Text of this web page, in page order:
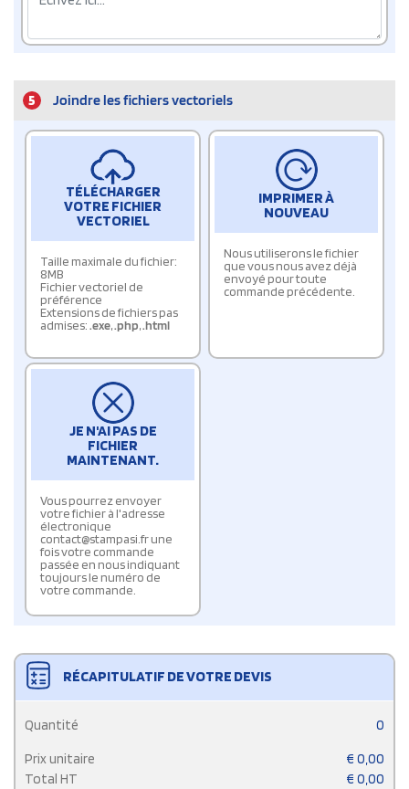
5 Joindre les fichiers vectoriels
TÉLÉCHARGER
VOTRE FICHIER
VECTORIEL
Taille maximale du fichier:
8MB
Fichier vectoriel de
préférence
Extensions de fichiers pas
admises:.exe,.php,.html
IMPRIMER À
NOUVEAU
Nous utiliserons le fichier
que vous nous avez déjà
envoyé pour toute
commande précédente.
JE N'AI PAS DE
FICHIER
MAINTENANT.
Vous pourrez envoyer
votre fichier à l'adresse
électronique
contact@stampasi.fr une
fois votre commande
passée en nous indiquant
toujours le numéro de
votre commande.
RÉCAPITULATIF DE VOTRE DEVIS
Quantité 0
Prix unitaire € 0,00
Total HT
€ 0,00